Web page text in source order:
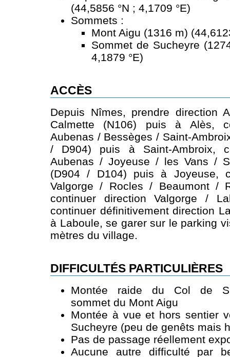
(44,5856 °N ; 4,1709 °E)
Sommets :
Mont Aigu (1316 m)
Sommet de Sucheyre
4,1879 °E)
ACCÈS
Depuis Nîmes, prendre direction
Calmette (N106) puis à Alès,
Aubenas / Bessèges / Saint-
/ D904) puis à Saint-Ambroix,
Aubenas / Joyeuse / les Vans /
(D904 / D104) puis à Joyeuse,
Valgorge / Rocles / Beaumont /
continuer direction Valgorge /
continuer définitivement direction
à Laboule, se garer sur le parking
mètres du village.
DIFFICULTÉS PARTICULIÈRES
Montée raide du Col de
sommet du Mont Aigu
Montée à vue et hors sentier
Sucheyre (peu de genêts mais
Pas de passage réellement
Aucune autre difficulté par